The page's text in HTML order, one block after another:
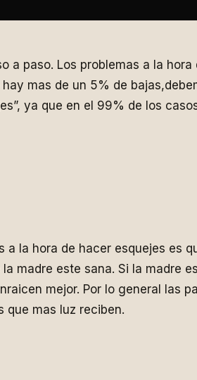
a paso. Los problemas a la
mas de un 5% de
ya que en el 99% de los
a la hora de hacer esquejes es
madre este sana. Si la madre
mejor. Por lo general las
que mas luz reciben.